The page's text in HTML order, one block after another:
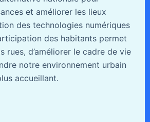
et améliorer les lieux
des technologies numériques
des habitants permet
rues, d’améliorer le cadre de vie
notre environnement urbain
accueillant.